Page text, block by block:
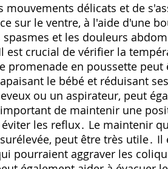
mouvements délicats et de
sur le ventre, à l'aide d'une
spasmes et les douleurs
est crucial de vérifier la
promenade en poussette
le bébé et réduisant
ou un aspirateur, peut
de maintenir une
les reflux․ Le maintenir
peut être très utile․
pourraient aggraver les